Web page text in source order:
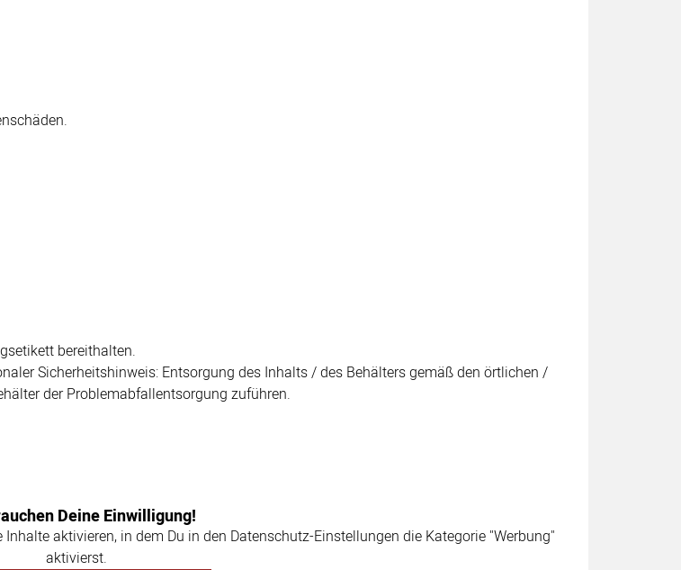
bereithalten.
Sicherheitshinweis: Entsorgung des Inhalts / des Behälters gemäß den örtlichen /
der Problemabfallentsorgung zuführen.
Deine Einwilligung!
aktivieren, in dem Du in den Datenschutz-Einstellungen die Kategorie "Werbung"
aktivierst.